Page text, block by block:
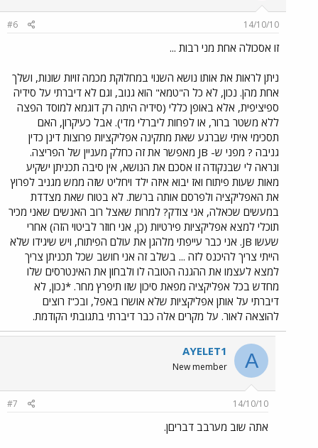
14/10/10
#6
זו אסכולה אחת מני רבות ...
ניתן לראות את אותו נושא השנוי במחלוקת מכמה זויות שונות, ושלך
אחת מהן. נכון, לא כל ה"טמא" הוא גנוב, וגם לא דיברתי על סידיה
ספיציפית, אלא באופן כללי (סידיה היתה רק דוגמא למוסד הפצה
ללא משטר ברור, או לפחות ליברלי מדי). אבל כעיקרון, האם
תסכימי איתי שברגע שאת מתקינה אפליקציות פרוצות דינן כדין
גניבה ? מפני ש- JB מאפשר את זה כחלק מעניין של הפריצה.
ונראה לי שבנקודה זו אסכם את הנושא, אין סיבה תכניתן ישקיע
מאות שעות פיתוח ואז יבוא איזה ילד ויחליט שזה ממש מגניב לפרוץ
את האפליקציה ולפרסם אותה ברשת. לא בטוח שאת מצדדת
במעשים שכאלה, אני צודק? למרות שאצל רוב האנשים שאני מכיר
תוכלי למצא אפליקציות פירטיות (כן, אני חוזר לביטוי הזה) אחרי
שעשו JB. אני כבר עייפתי מלהגן את עולם הפיתוח, ויש שיגידו שלא
הייתי צריך להיכנס לזה ... בשלב זה אני חושב שכל תכניתן צריך
למצא לעצמו את ההגנה הטובה לו ולבחון את האינטרסים שלו
מחדש בכל אפליקציה מפאת סיכון שזו תיפרץ מחר. *נכון, לא
דיברתי על אותן אפליקציות שלא אושרו באפל, ובכ"ז רוצים
להוצאה לאור. על מקרים אלה כבר דיברתי בתגובתי הקודמת.
A
AYELET1
New member
14/10/10
#7
אתה שוב מערבב דבריםן.